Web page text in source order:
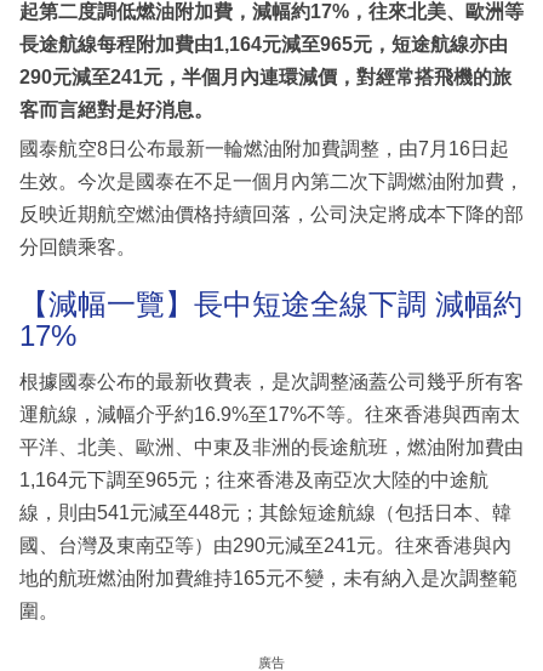
起第二度調低燃油附加費，減幅約17%，往來北美、歐洲等
長途航線每程附加費由1,164元減至965元，短途航線亦由
290元減至241元，半個月內連環減價，對經常搭飛機的旅
客而言絕對是好消息。
國泰航空8日公布最新一輪燃油附加費調整，由7月16日起
生效。今次是國泰在不足一個月內第二次下調燃油附加費，
反映近期航空燃油價格持續回落，公司決定將成本下降的部
分回饋乘客。
【減幅一覽】長中短途全線下調 減幅約
17%
根據國泰公布的最新收費表，是次調整涵蓋公司幾乎所有客
運航線，減幅介乎約16.9%至17%不等。往來香港與西南太
平洋、北美、歐洲、中東及非洲的長途航班，燃油附加費由
1,164元下調至965元；往來香港及南亞次大陸的中途航
線，則由541元減至448元；其餘短途航線（包括日本、韓
國、台灣及東南亞等）由290元減至241元。往來香港與內
地的航班燃油附加費維持165元不變，未有納入是次調整範
圍。
廣告